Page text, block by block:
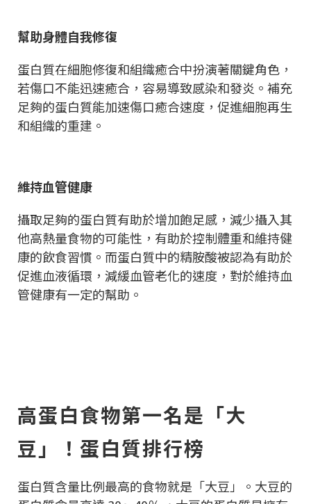
幫助身體自我修復
蛋白質在細胞修復和組織癒合中扮演著關鍵角色，
若傷口不能迅速癒合，容易導致感染和發炎。補充
足夠的蛋白質能加速傷口癒合速度，促進細胞再生
和組織的重建。
維持血管健康
攝取足夠的蛋白質有助於增加飽足感，減少攝入其
他高熱量食物的可能性，有助於控制體重和維持健
康的飲食習慣。而蛋白質中的精胺酸被認為有助於
促進血液循環，減緩血管老化的速度，對於維持血
管健康有一定的幫助。
高蛋白食物第一名是「大
豆」！蛋白質排行榜
蛋白質含量比例最高的食物就是「大豆」。大豆的